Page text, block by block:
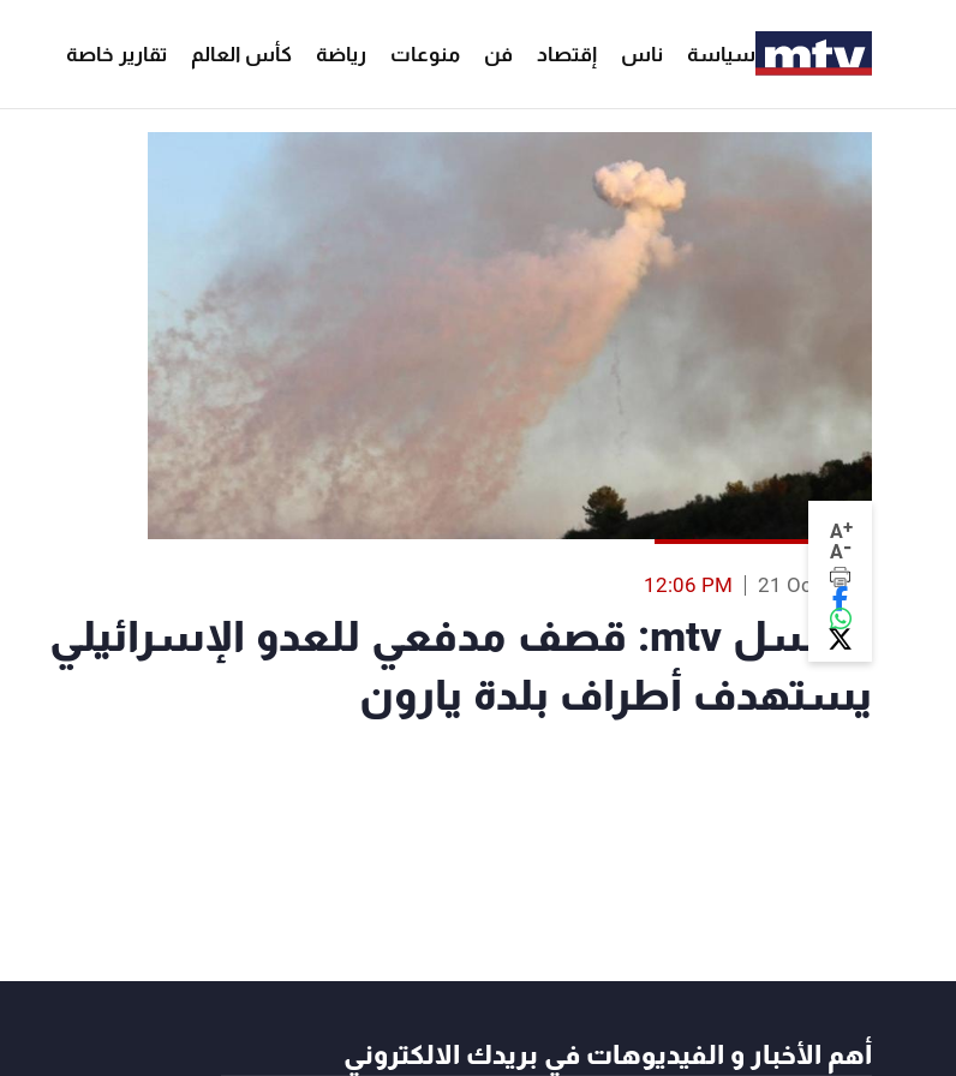
سياسة ناس إقتصاد فن منوعات رياضة كأس العالم تقارير خاصة
A+
A-
21 Oct 2023
12:06 PM
مراسل mtv: قصف مدفعي للعدو الإسرائيلي
يستهدف أطراف بلدة يارون
أهم الأخبار و الفيديوهات في بريدك الالكتروني